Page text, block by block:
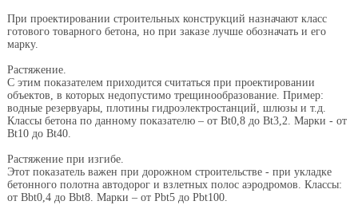
При проектировании строительных конструкций назначают класс
готового товарного бетона, но при заказе лучше обозначать и его
марку.
Растяжение.
С этим показателем приходится считаться при проектировании
объектов, в которых недопустимо трещинообразование. Пример:
водные резервуары, плотины гидроэлектростанций, шлюзы и т.д.
Классы бетона по данному показателю – от Bt0,8 до Вt3,2. Марки - от
Вt10 до Вt40.
Растяжение при изгибе.
Этот показатель важен при дорожном строительстве - при укладке
бетонного полотна автодорог и взлетных полос аэродромов. Классы:
от Вbt0,4 до Вbt8. Марки – от Рbt5 до Рbt100.